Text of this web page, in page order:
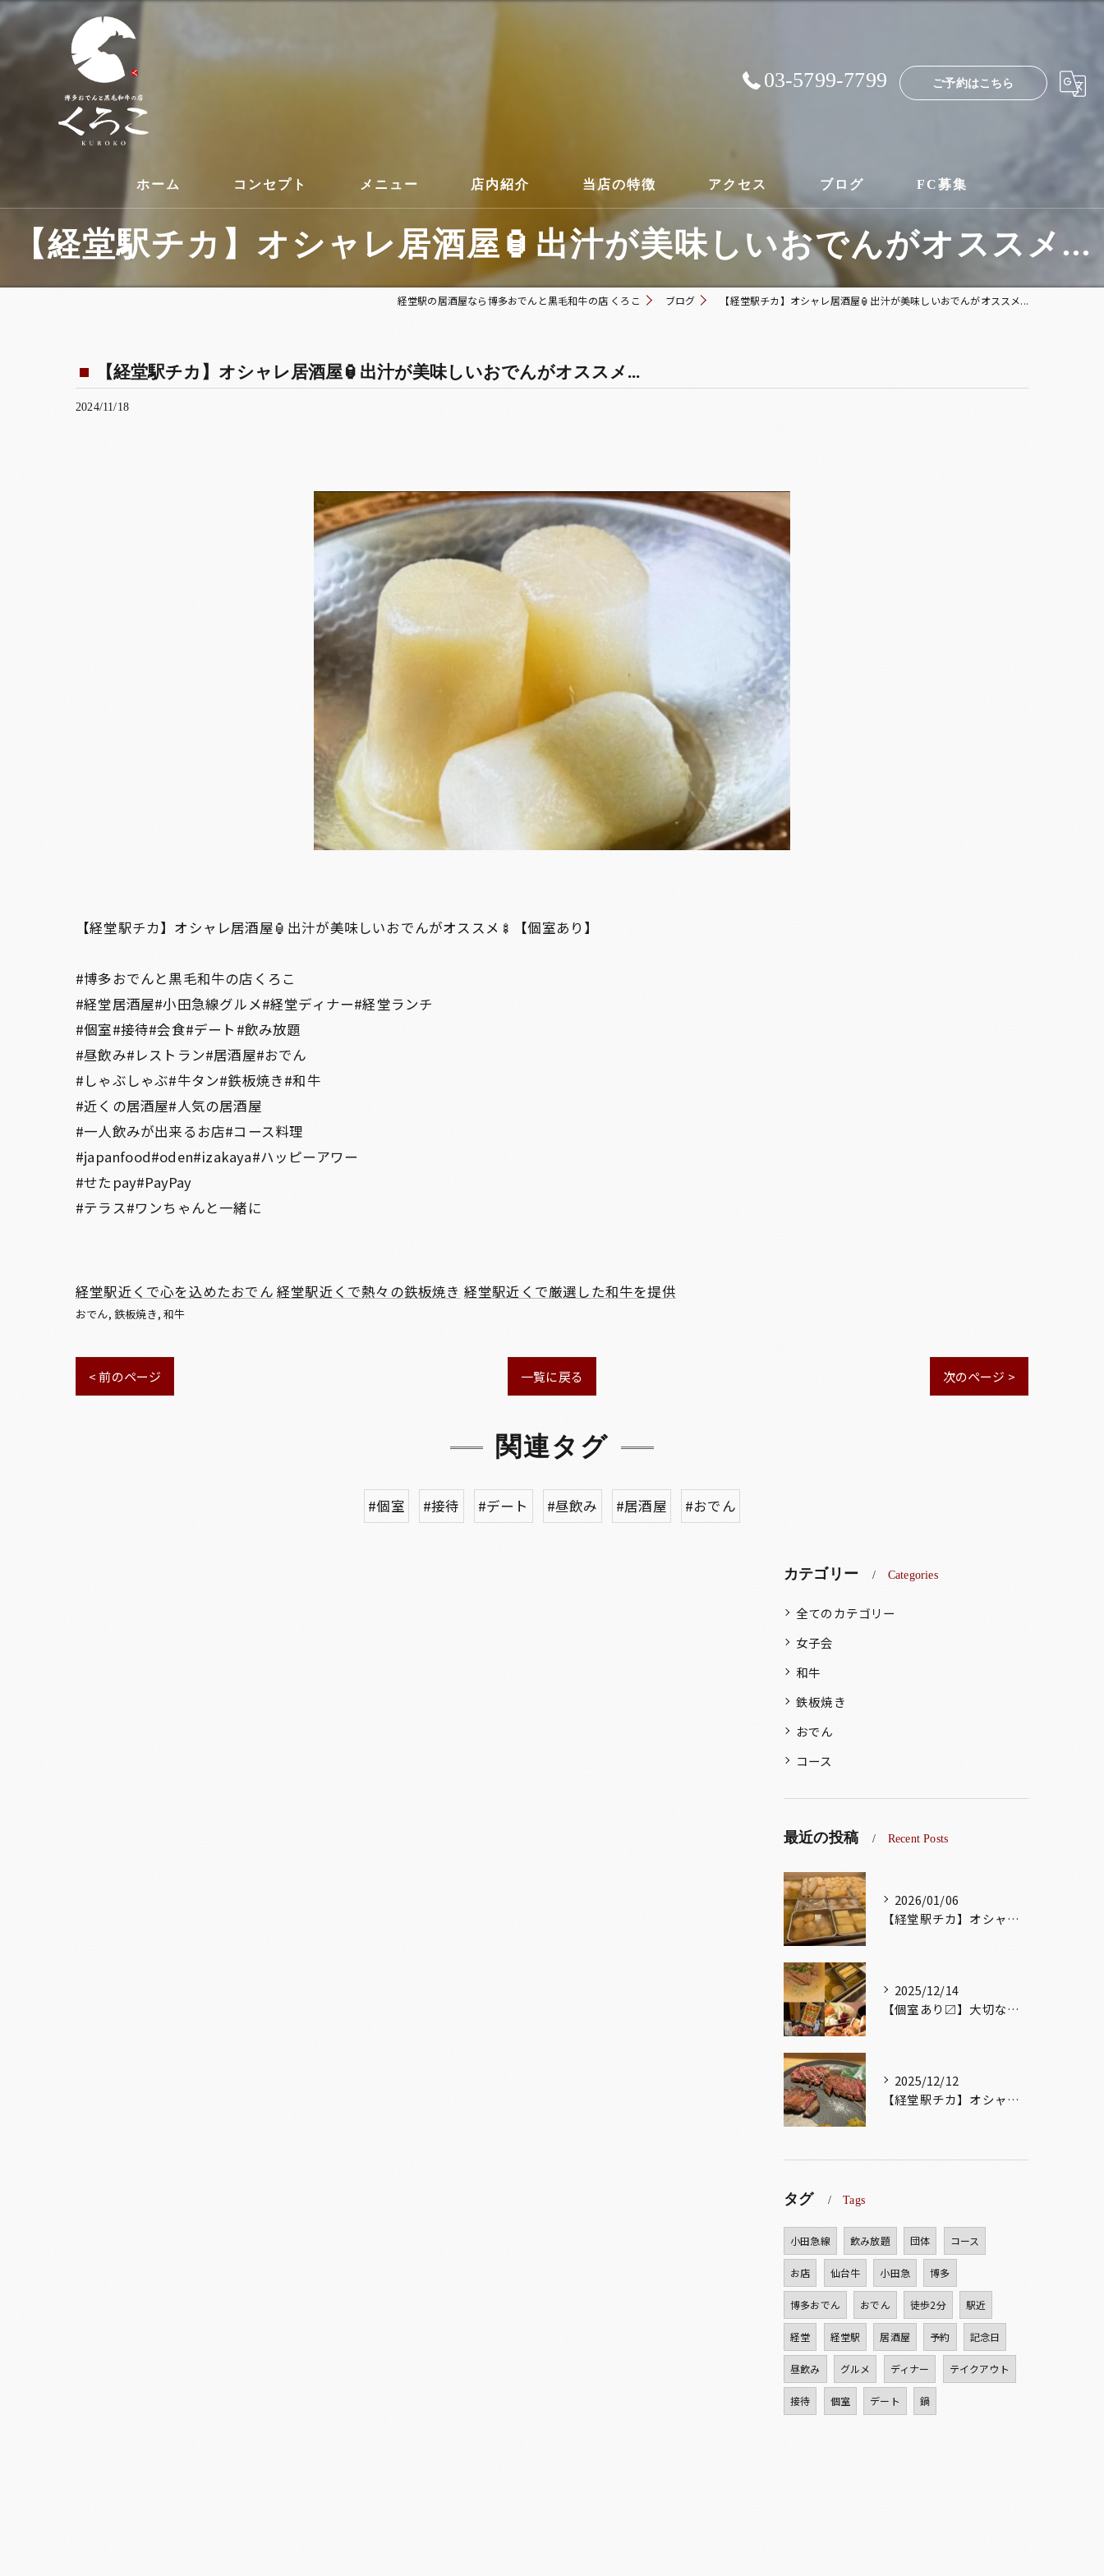
03-5799-7799 ご予約はこちら
ホーム コンセプト メニュー 店内紹介 当店の特徴
コース
アクセス ブログ FC募集
【経堂駅チカ】オシャレ居酒屋🏮出汁が美味しいおでんがオススメ...
経堂駅の居酒屋なら博多おでんと黒毛和牛の店 くろこ ブログ 【経堂駅チカ】オシャレ居酒屋🏮出汁が美味しいおでんがオススメ...
【経堂駅チカ】オシャレ居酒屋🏮出汁が美味しいおでんがオススメ...
2024/11/18
【経堂駅チカ】オシャレ居酒屋🏮出汁が美味しいおでんがオススメ🍢【個室あり】
#博多おでんと黒毛和牛の店くろこ
#経堂居酒屋#小田急線グルメ#経堂ディナー#経堂ランチ
#個室#接待#会食#デート#飲み放題
#昼飲み#レストラン#居酒屋#おでん
#しゃぶしゃぶ#牛タン#鉄板焼き#和牛
#近くの居酒屋#人気の居酒屋
#一人飲みが出来るお店#コース料理
#japanfood#oden#izakaya#ハッピーアワー
#せたpay#PayPay
#テラス#ワンちゃんと一緒に
経堂駅近くで心を込めたおでん 経堂駅近くで熱々の鉄板焼き 経堂駅近くで厳選した和牛を提供
おでん 鉄板焼き 和牛
< 前のページ 一覧に戻る 次のページ >
関連タグ
#個室 #接待 #デート #昼飲み #居酒屋 #おでん
カテゴリー Categories
全てのカテゴリー
女子会
和牛
鉄板焼き
おでん
コース
最近の投稿 Recent Posts
2026/01/06
【経堂駅チカ】オシャレ居酒屋🏮出汁が美味しいおでんがオススメ...
2025/12/14
【個室あり〼】大切な記念日、お祝い事でのご来店ぜひお待ちして...
2025/12/12
【経堂駅チカ】オシャレ居酒屋🏮自慢のお肉が楽しめる🐃お得なコ...
タグ Tags
小田急線 飲み放題 団体 コース
お店 仙台牛 小田急 博多
博多おでん おでん 徒歩2分 駅近
経堂 経堂駅 居酒屋 予約 記念日
昼飲み グルメ ディナー テイクアウト
接待 個室 デート 鍋